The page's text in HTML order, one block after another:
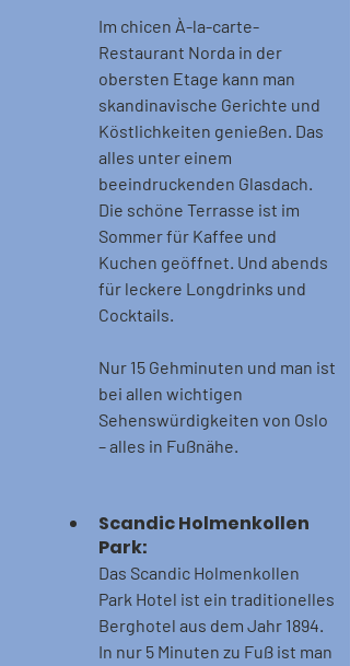
Im chicen À-la-carte-
Restaurant Norda in der
obersten Etage kann man
skandinavische Gerichte und
Köstlichkeiten genießen. Das
alles unter einem
beeindruckenden Glasdach.
Die schöne Terrasse ist im
Sommer für Kaffee und
Kuchen geöffnet. Und abends
für leckere Longdrinks und
Cocktails.
Nur 15 Gehminuten und man ist
bei allen wichtigen
Sehenswürdigkeiten von Oslo
– alles in Fußnähe.
Scandic Holmenkollen
Park:
Das Scandic Holmenkollen
Park Hotel ist ein traditionelles
Berghotel aus dem Jahr 1894.
In nur 5 Minuten zu Fuß ist man